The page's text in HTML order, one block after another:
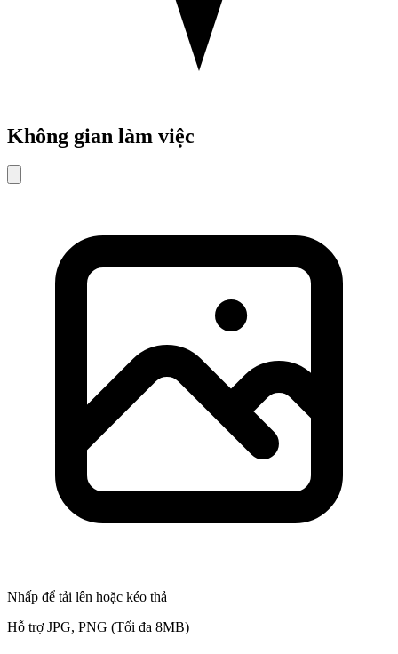
Không gian làm việc
Nhấp để tải lên hoặc kéo thả
Hỗ trợ JPG, PNG (Tối đa 8MB)